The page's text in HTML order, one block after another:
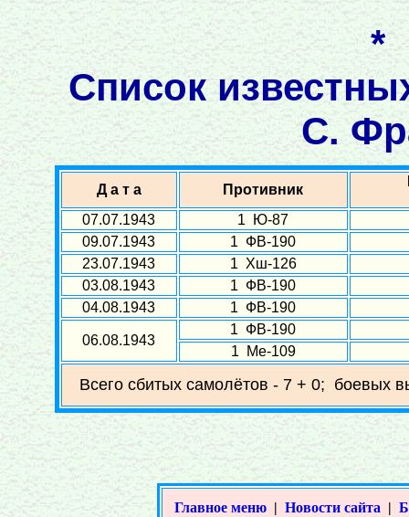
Список
С.
Д а т а Противник
07.07.1943
1 Ю-87
09.07.1943
1 ФВ-190
23.07.1943
1 Хш-126
03.08.1943
1 ФВ-190
04.08.1943
1 ФВ-190
06.08.1943
1 ФВ-190
1 Ме-109
Всего сбитых самолётов - 7 + 0; боевых
Главное меню | Новости сайта |